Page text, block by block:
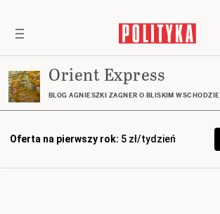
Orient Express
BLOG AGNIESZKI ZAGNER O BLISKIM WSCHODZIE
Oferta na pierwszy rok: 5 zł/tydzień